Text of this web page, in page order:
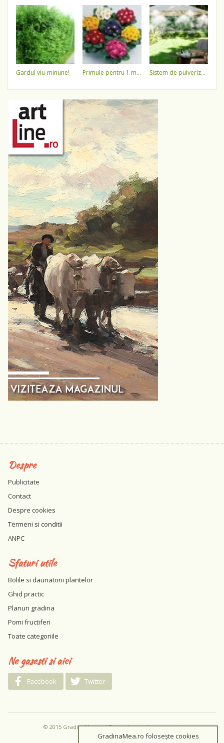
gardul viu-minune! primule pentru 1 martie 3,5 lei / ghiveci !!!! sistem de pulverizare a apei
Despre
Publicitate
Contact
Despre cookies
Termeni si conditii
ANPC
Sfaturi utile
Bolile si daunatorii plantelor
Ghid practic
Planuri gradina
Pomi fructiferi
Toate categoriile
Ne gasesti si aici
Facebook Twitter
© 2015 GradinaMea.ro / Toate drepturile rezervate
GradinaMea.ro folosește cookies